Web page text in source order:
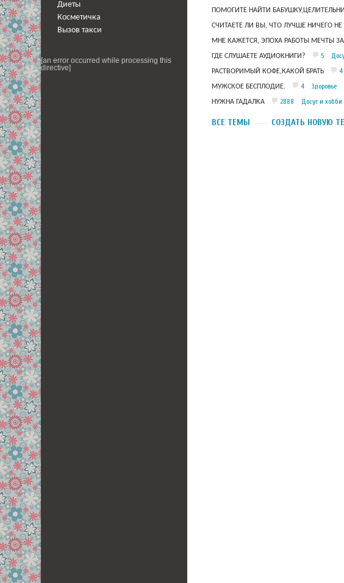
Диеты
Косметичка
Вызов такси
[an error occurred while processing this
directive]
ПОМОГИТЕ НАЙТИ
СЧИТАЕТЕ ЛИ ВЫ, ЧТО ЛУЧШЕ НИЧЕГО
МНЕ КАЖЕТСЯ, ЭПОХА РАБОТЫ МЕЧТЫ
ГДЕ СЛУШАЕТЕ АУДИОКНИГИ? 5
РАСТВОРИМЫЙ КОФЕ,КАКОЙ БРАТЬ 4
МУЖСКОЕ БЕСПЛОДИЕ. 4 Здоровье
НУЖНА ГАДАЛКА 2888 Досуг и хобби
ВСЕ ТЕМЫ СОЗДАТЬ НОВУЮ